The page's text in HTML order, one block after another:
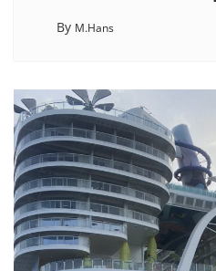
By M.Hans